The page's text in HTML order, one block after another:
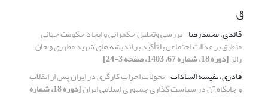
ق
قائدی، محمدرضا بررسی وتحلیل حکمرانی و ایجاد حکومت جهانی
منطبق بر عدالت اجتماعی با تأکید بر اندیشه های شهید مطهری و جان
رالز[دوره 18، شماره 67، 1403، صفحه 3-24]
قادری، نفیسه السادات تحولات احزاب کارگری در ایران پس از انقلاب
و جایگاه آن در سیاست گذاری جمهوری اسلامی ایران [دوره 18، شماره